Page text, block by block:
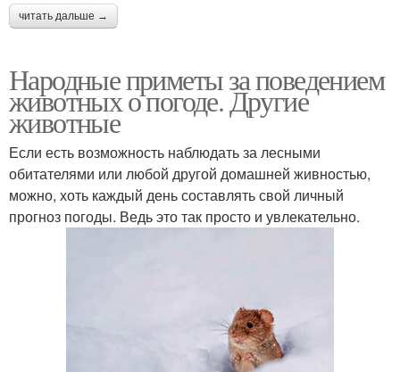
читать дальше →
Народные приметы за поведением
животных о погоде. Другие
животные
Если есть возможность наблюдать за лесными
обитателями или любой другой домашней живностью,
можно, хоть каждый день составлять свой личный
прогноз погоды. Ведь это так просто и увлекательно.